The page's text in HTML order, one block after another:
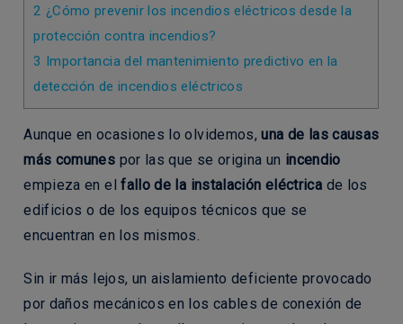
2 ¿Cómo prevenir los incendios eléctricos desde la
protección contra incendios?
3 Importancia del mantenimiento predictivo en la
detección de incendios eléctricos
Aunque en ocasiones lo olvidemos,una de las causas
más comunes por las que se origina un incendio
empieza en el fallo de la instalación eléctrica de los
edificios o de los equipos técnicos que se
encuentran en los mismos.
Sin ir más lejos, un aislamiento deficiente provocado
por daños mecánicos en los cables de conexión de